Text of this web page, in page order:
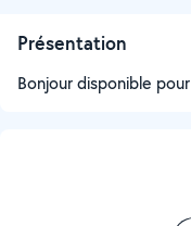
Présentation
Bonjour disponible